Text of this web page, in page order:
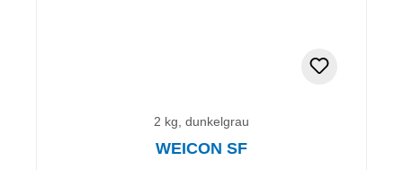
2 kg, dunkelgrau
WEICON SF